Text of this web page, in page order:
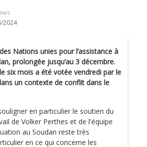
2024
Nations unies pour l’assistance à
prolongée jusqu’au 3 décembre.
six mois a été votée vendredi par le
un contexte de conflit dans le
en particulier le soutien du
de Volker Perthes et de l'équipe
au Soudan reste très
en ce qui concerne les